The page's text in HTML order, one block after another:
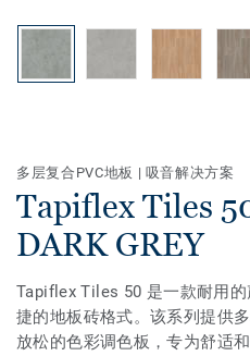
多层复合PVC地板 | 吸音解决方案
Tapiflex Tiles
DARK GREY
Tapiflex Tiles 50 是一款耐用
捷的地板砖格式。该系列提供
放松的色彩调色板，专为舒适